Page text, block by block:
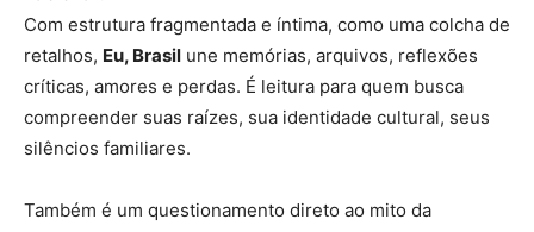
Com estrutura fragmentada e íntima, como uma colcha de
retalhos, Eu, Brasil une memórias, arquivos, reflexões
críticas, amores e perdas. É leitura para quem busca
compreender suas raízes, sua identidade cultural, seus
silêncios familiares.
Também é um questionamento direto ao mito da